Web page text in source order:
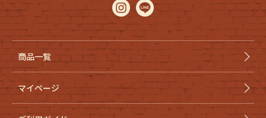
Accessory
Belt antique goods
Keyring vintage bicycle
FAFATT
商品一覧
マイページ